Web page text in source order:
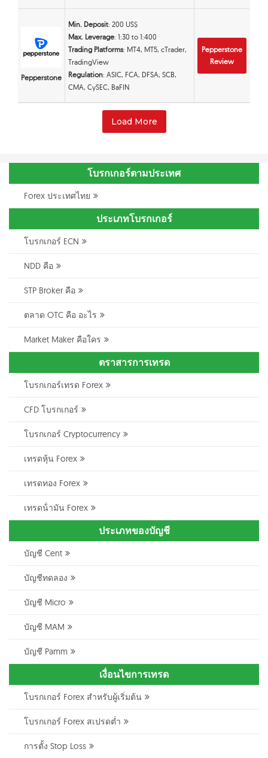
Pepperstone
Min. Deposit: 200 US$
Max. Leverage: 1:30 to 1:400
Trading Platforms: MT4, MT5, cTrader,
TradingView
Regulation: ASIC, FCA, DFSA, SCB,
CMA, CySEC, BaFIN
Pepperstone
Review
Load More
โบรกเกอร์ตามประเทศ
Forex ประเทศไทย
ประเภทโบรกเกอร์
โบรกเกอร์ ECN
NDD คือ
STP Broker คือ
ตลาด OTC คือ อะไร
Market Maker คือใคร
ตราสารการเทรด
โบรกเกอร์เทรด Forex
CFD โบรกเกอร์
โบรกเกอร์ Cryptocurrency
เทรดหุ้น Forex
เทรดทอง Forex
เทรดน้ํามัน Forex
ประเภทของบัญชี
บัญชี Cent
บัญชีทดลอง
บัญชี Micro
บัญชี MAM
บัญชี Pamm
เงื่อนไขการเทรด
โบรกเกอร์ Forex สำหรับผู้เริ่มต้น
โบรกเกอร์ Forex สเปรดต่ำ
การตั้ง Stop Loss